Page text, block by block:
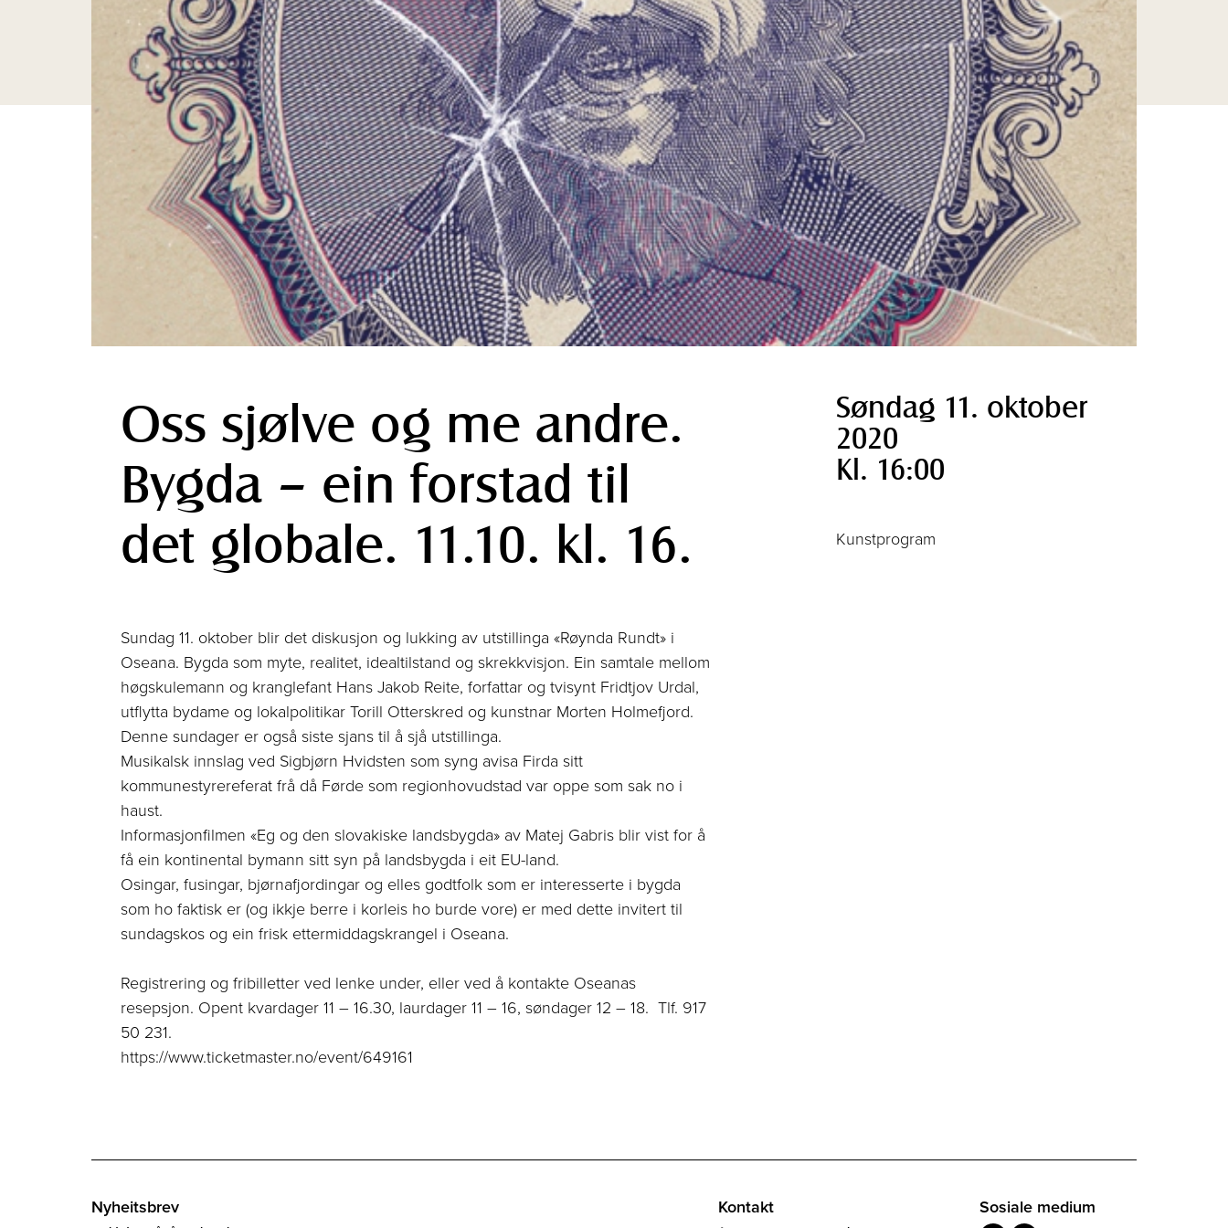
Oss sjølve og me andre.
Bygda – ein forstad til
det globale. 11.10. kl. 16.
Sundag 11. oktober blir det diskusjon og lukking av utstillinga «Røynda Rundt» i
Oseana. Bygda som myte, realitet, idealtilstand og skrekkvisjon. Ein samtale mellom
høgskulemann og kranglefant Hans Jakob Reite, forfattar og tvisynt Fridtjov Urdal,
utflytta bydame og lokalpolitikar Torill Otterskred og kunstnar Morten Holmefjord.
Denne sundager er også siste sjans til å sjå utstillinga.
Musikalsk innslag ved Sigbjørn Hvidsten som syng avisa Firda sitt
kommunestyrereferat frå då Førde som regionhovudstad var oppe som sak no i
haust.
Informasjonfilmen «Eg og den slovakiske landsbygda» av Matej Gabris blir vist for å
få ein kontinental bymann sitt syn på landsbygda i eit EU-land.
Osingar, fusingar, bjørnafjordingar og elles godtfolk som er interesserte i bygda
som ho faktisk er (og ikkje berre i korleis ho burde vore) er med dette invitert til
sundagskos og ein frisk ettermiddagskrangel i Oseana.
Registrering og fribilletter ved lenke under, eller ved å kontakte Oseanas
resepsjon. Opent kvardager 11 – 16.30, laurdager 11 – 16, søndager 12 – 18. Tlf. 917
50 231.
https://www.ticketmaster.no/event/649161
Søndag 11. oktober
2020
Kl. 16:00
Kunstprogram
Nyheitsbrev Kontakt Sosiale medium